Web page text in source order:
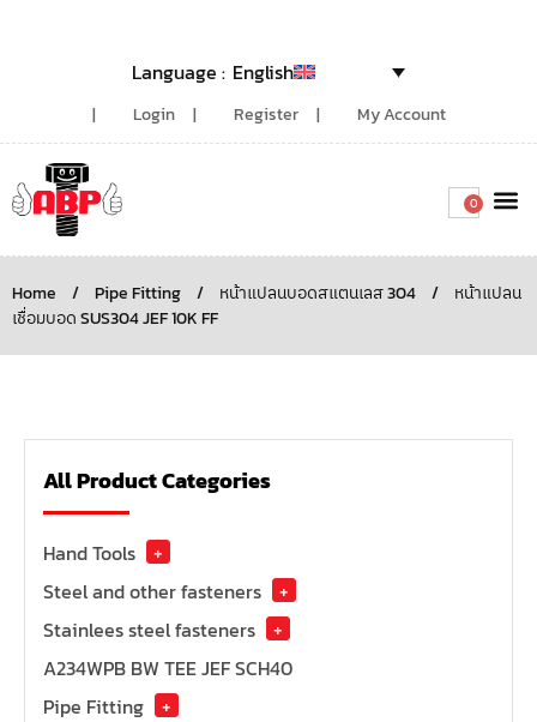
English
Login Register My Account
0
Home / Pipe Fitting / หน้าแปลนบอดสแตนเลส 304 /
หน้าแปลน
เชื่อมบอด SUS304 JEF 10K FF
All Product Categories
Hand Tools
+
Steel and other fasteners
+
Stainlees steel fasteners
+
A234WPB BW TEE JEF SCH40
Pipe Fitting
+